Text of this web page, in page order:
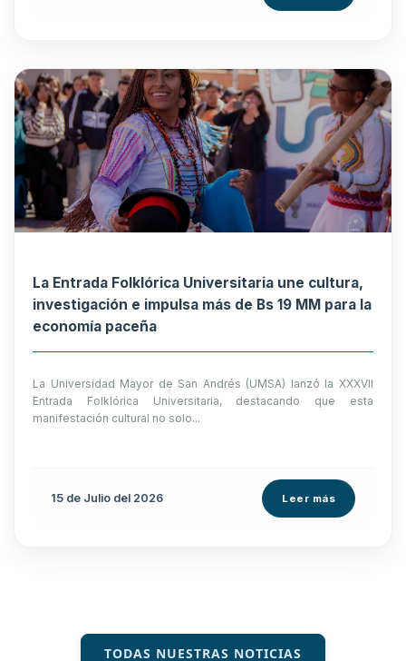
La Entrada Folklórica Universitaria une cultura,
investigación e impulsa más de Bs 19 MM para la
economía paceña
La Universidad Mayor de San Andrés (UMSA) lanzó la XXXVII
Entrada Folklórica Universitaria, destacando que esta
manifestación cultural no solo...
15 de Julio del 2026 Leer más
TODAS NUESTRAS NOTICIAS